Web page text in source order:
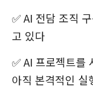
✅ AI 전담 조직
고 있다
✅ AI 프로젝트를
아직 본격적인 실